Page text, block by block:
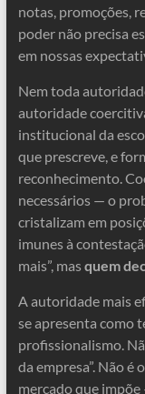
notas, promoções,
poder não precisa
em nossas
Nem toda
autoridade
institucional da
que prescreve, e
reconhecimento.
necessários — o
cristalizam em
imunes à
mais”, masquem
A autoridade mais
se apresenta como
profissionalismo.
da empresa”. Não é
mercado que impõe